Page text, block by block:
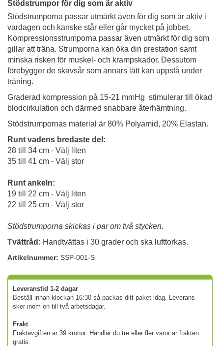
Stödstrumpor för dig som är aktiv
Stödstrumporna passar utmärkt även för dig som är aktiv i
vardagen och kanske står eller går mycket på jobbet.
Kompressionsstrumporna passar även utmärkt för dig som
gillar att träna. Strumporna kan öka din prestation samt
minska risken för muskel- och krampskador. Dessutom
förebygger de skavsår som annars lätt kan uppstå under
träning.
Graderad kompression på 15-21 mmHg stimulerar till ökad
blodcirkulation och därmed snabbare återhämtning.
Stödstrumpornas material är 80% Polyamid, 20% Elastan.
Runt vadens bredaste del:
28 till 34 cm - Välj liten
35 till 41 cm - Välj stor
Runt ankeln:
19 till 22 cm - Välj liten
22 till 25 cm - Välj stor
Stödstrumporna skickas i par om två stycken.
Tvättråd: Handtvättas i 30 grader och ska lufttorkas.
Artikelnummer: SSP-001-S
Leveranstid 1-2 dagar
Beställ innan klockan 16:30 så packas ditt paket idag. Leverans
sker inom en till två arbetsdagar.
Frakt
Fraktavgiften är 39 kronor. Handlar du tre eller fler varor är frakten
gratis.